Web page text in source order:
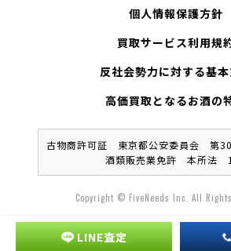
個人情報保護方針
買取サービス利用規
反社会勢力に対する基
高価買取となるお酒の
古物商許可証 東京都公安委員会 第
酒類販売業免許 本所法
Copyright © FiveNeeds Inc. All Rights
LINE査定